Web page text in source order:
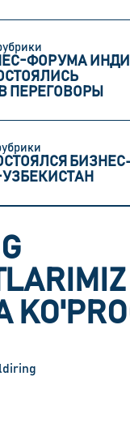
ФОРУМА
ПЕРЕГОВОРЫ